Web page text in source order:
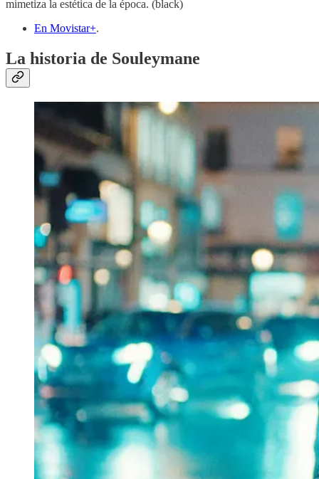
mimetiza la estética de la época. (black)
En Movistar+.
La historia de Souleymane